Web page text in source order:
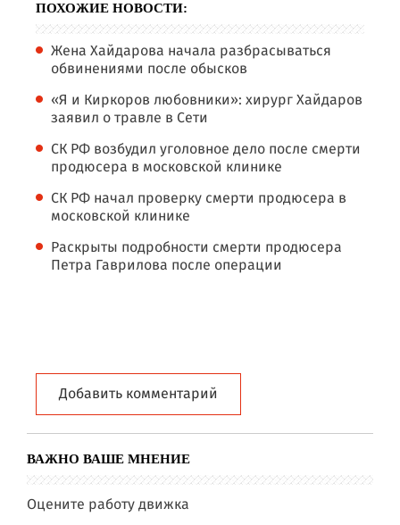
ПОХОЖИЕ НОВОСТИ:
Жена Хайдарова начала разбрасываться
обвинениями после обысков
«Я и Киркоров любовники»: хирург Хайдаров
заявил о травле в Сети
СК РФ возбудил уголовное дело после смерти
продюсера в московской клинике
СК РФ начал проверку смерти продюсера в
московской клинике
Раскрыты подробности смерти продюсера
Петра Гаврилова после операции
Добавить комментарий
ВАЖНО ВАШЕ МНЕНИЕ
Оцените работу движка